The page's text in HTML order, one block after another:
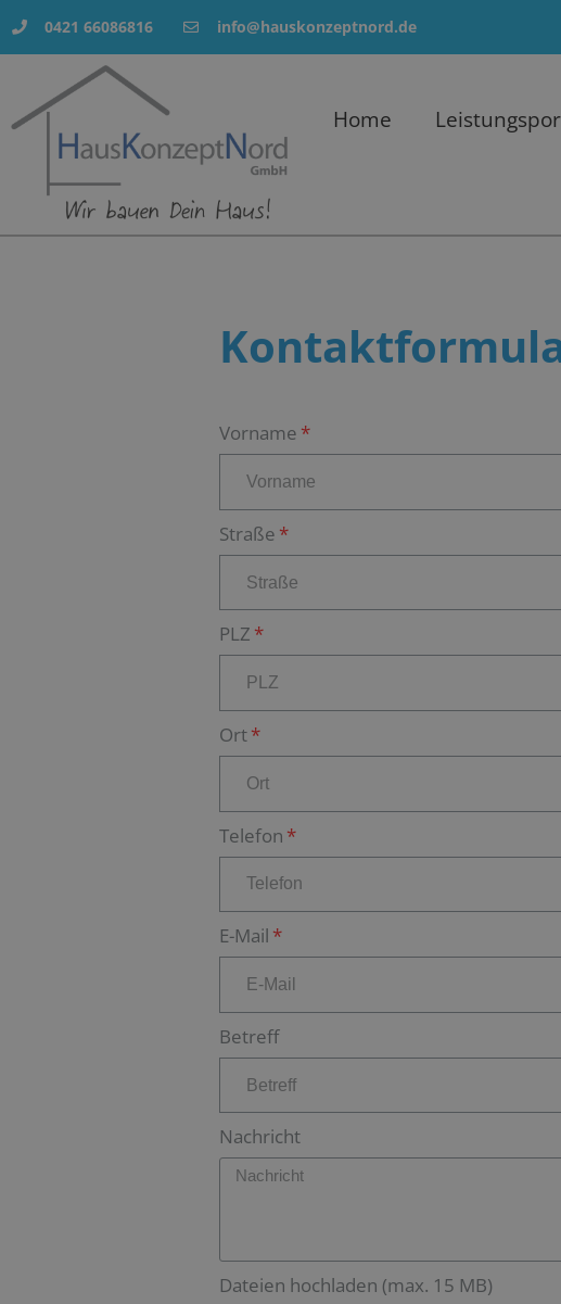
0421 66086816 info@hauskonzeptnord.de
Home
Vorname
Straße
PLZ
Ort
Telefon
E-Mail
Betreff
Nachricht
Dateien hochladen (max. 15 MB)